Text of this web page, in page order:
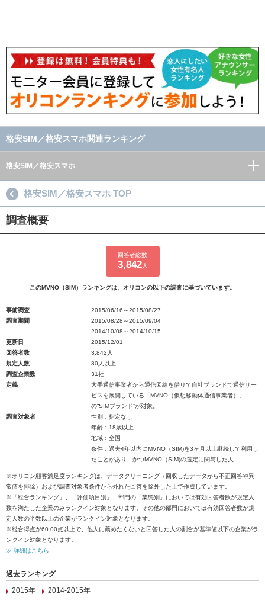
格安SIM／格安スマホ関連ランキング
格安SIM／格安スマホ
格安SIM／格安スマホ TOP
調査概要
回答者総数
3,842人
このMVNO（SIM）ランキングは、オリコンの以下の調査に基づいています。
事前調査
2015/06/16～2015/08/27
調査期間
2015/08/28～2015/09/04
2014/10/08～2014/10/15
更新日
2015/12/01
回答者数
3,842人
規定人数
80人以上
調査企業数
31社
定義
大手通信事業者から通信回線を借りて自社ブランドで通信サー
ビスを展開している「MVNO（仮想移動体通信事業者）」
の“SIMブランド”が対象。
調査対象者
性別：指定なし
年齢：18歳以上
地域：全国
条件：過去4年以内にMVNO（SIM)を3ヶ月以上継続して利用し
たことがあり、かつMVNO（SIM)の選定に関与した人
※オリコン顧客満足度ランキングは、データクリーニング（回収したデータから不正回答や異
常値を排除）および調査対象者条件から外れた回答を除外した上で作成しています。
※「総合ランキング」、「評価項目別」、部門の「業態別」においては有効回答者数が規定人
数を満たした企業のみランクイン対象となります。その他の部門においては有効回答者数が規
定人数の半数以上の企業がランクイン対象となります。
※総合得点が60.00点以上で、他人に薦めたくないと回答した人の割合が基準値以下の企業がラ
ンクイン対象となります。
≫ 詳細はこちら
過去ランキング
2015年
2014-2015年